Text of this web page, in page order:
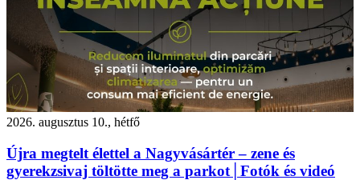
2026. augusztus 10., hétfő
Újra megtelt élettel a Nagyvásártér – zene és
gyerekzsivaj töltötte meg a parkot│Fotók és videó